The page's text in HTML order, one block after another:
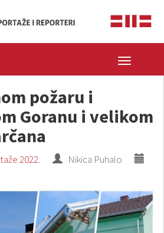
Toggle
navigation
požaru i
Goranu i velikom
2022.
Nikica Puhalo